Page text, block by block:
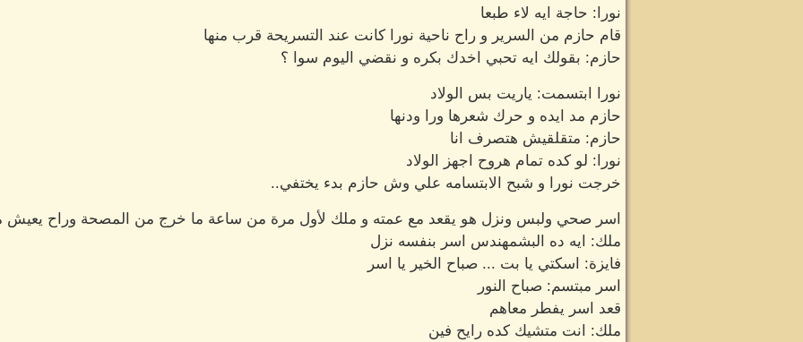
نورا: حاجة ايه لاء طبعا
قام حازم من السرير و راح ناحية نورا كانت عند التسريحة قرب منها
حازم: بقولك ايه تحبي اخدك بكره و نقضي اليوم سوا ؟
نورا ابتسمت: ياريت بس الولاد
حازم مد ايده و حرك شعرها ورا ودنها
حازم: متقلقيش هتصرف انا
نورا: لو كده تمام هروح اجهز الولاد
خرجت نورا و شبح الابتسامه علي وش حازم بدء يختفي..
اسر صحي ولبس ونزل هو يقعد مع عمته و ملك لأول مرة من ساعة ما خرج من المصحة وراح يعيش
ملك: ايه ده البشمهندس اسر بنفسه نزل
فايزة: اسكتي يا بت ... صباح الخير يا اسر
اسر مبتسم: صباح النور
قعد اسر يفطر معاهم
ملك: انت متشيك كده رايح فين